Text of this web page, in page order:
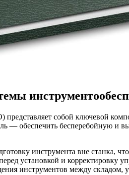
собой ключевой
— обеспечить бесперебойную и
инструмента вне станка,
установкой и корректировку
инструментов между складом,